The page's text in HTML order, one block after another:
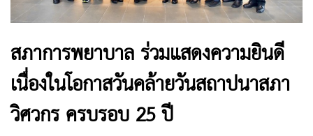
สภาการพยาบาล ร่วมแสดงความยินดี
เนื่องในโอกาสวันคล้ายวันสถาปนาสภา
วิศวกร ครบรอบ 25 ปี